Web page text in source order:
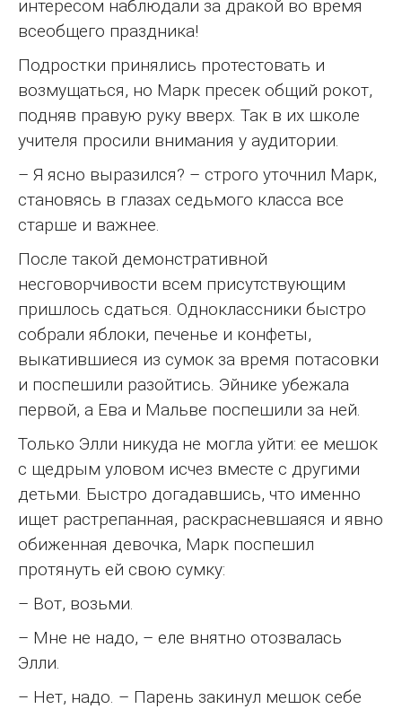
интересом наблюдали за дракой во время
всеобщего праздника!
Подростки принялись протестовать и
возмущаться, но Марк пресек общий рокот,
подняв правую руку вверх. Так в их школе
учителя просили внимания у аудитории.
– Я ясно выразился? – строго уточнил Марк,
становясь в глазах седьмого класса все
старше и важнее.
После такой демонстративной
несговорчивости всем присутствующим
пришлось сдаться. Одноклассники быстро
собрали яблоки, печенье и конфеты,
выкатившиеся из сумок за время потасовки
и поспешили разойтись. Эйнике убежала
первой, а Ева и Мальве поспешили за ней.
Только Элли никуда не могла уйти: ее мешок
с щедрым уловом исчез вместе с другими
детьми. Быстро догадавшись, что именно
ищет растрепанная, раскрасневшаяся и явно
обиженная девочка, Марк поспешил
протянуть ей свою сумку:
– Вот, возьми.
– Мне не надо, – еле внятно отозвалась
Элли.
– Нет, надо. – Парень закинул мешок себе